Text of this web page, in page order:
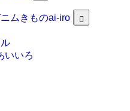
ムきものai-iro
いいろ